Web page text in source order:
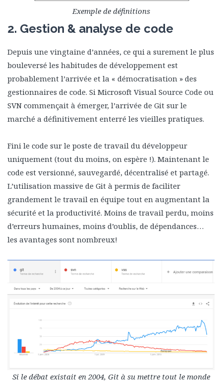
Exemple de définitions
2. Gestion & analyse de code
Depuis une vingtaine d’années, ce qui a surement le plus
bouleversé les habitudes de développement est
probablement l’arrivée et la « démocratisation » des
gestionnaires de code. Si Microsoft Visual Source Code ou
SVN commençait à émerger, l’arrivée de Git sur le
marché a définitivement enterré les vieilles pratiques.
Fini le code sur le poste de travail du développeur
uniquement (tout du moins, on espère !). Maintenant le
code est versionné, sauvegardé, décentralisé et partagé.
L’utilisation massive de Git à permis de faciliter
grandement le travail en équipe tout en augmentant la
sécurité et la productivité. Moins de travail perdu, moins
d’erreurs humaines, moins d’oublis, de dépendances…
les avantages sont nombreux!
Si le débat existait en 2004, Git à su mettre tout le monde